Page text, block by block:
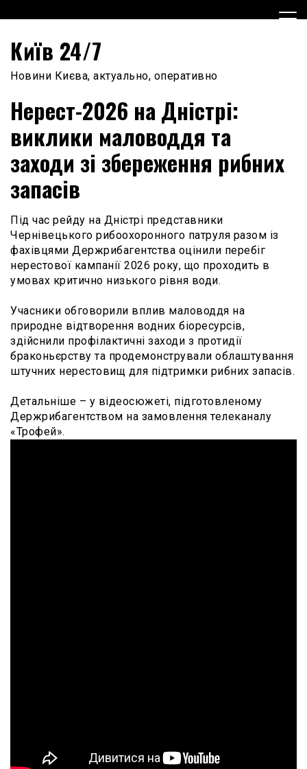
to
Київ 24/7
Новини Києва, актуально, оперативно
Нерест-2026 на Дністрі:
виклики маловоддя та
заходи зі збереження рибних
запасів
Під час рейду на Дністрі представники
Чернівецького рибоохоронного патруля разом із
фахівцями Держрибагентства оцінили перебіг
нерестової кампанії 2026 року, що проходить в
умовах критично низького рівня води.
Учасники обговорили вплив маловоддя на
природне відтворення водних біоресурсів,
здійснили профілактичні заходи з протидії
браконьєрству та продемонстрували облаштування
штучних нерестовищ для підтримки рибних запасів.
Детальніше – у відеосюжеті, підготовленому
Держрибагентством на замовлення телеканалу
«Трофей».